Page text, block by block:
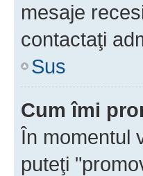
mesaje
contactaţi
Sus
Cum îmi
În momentul
puteţi